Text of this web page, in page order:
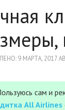
9 МАРТА, 2017
сам и
All Airlines